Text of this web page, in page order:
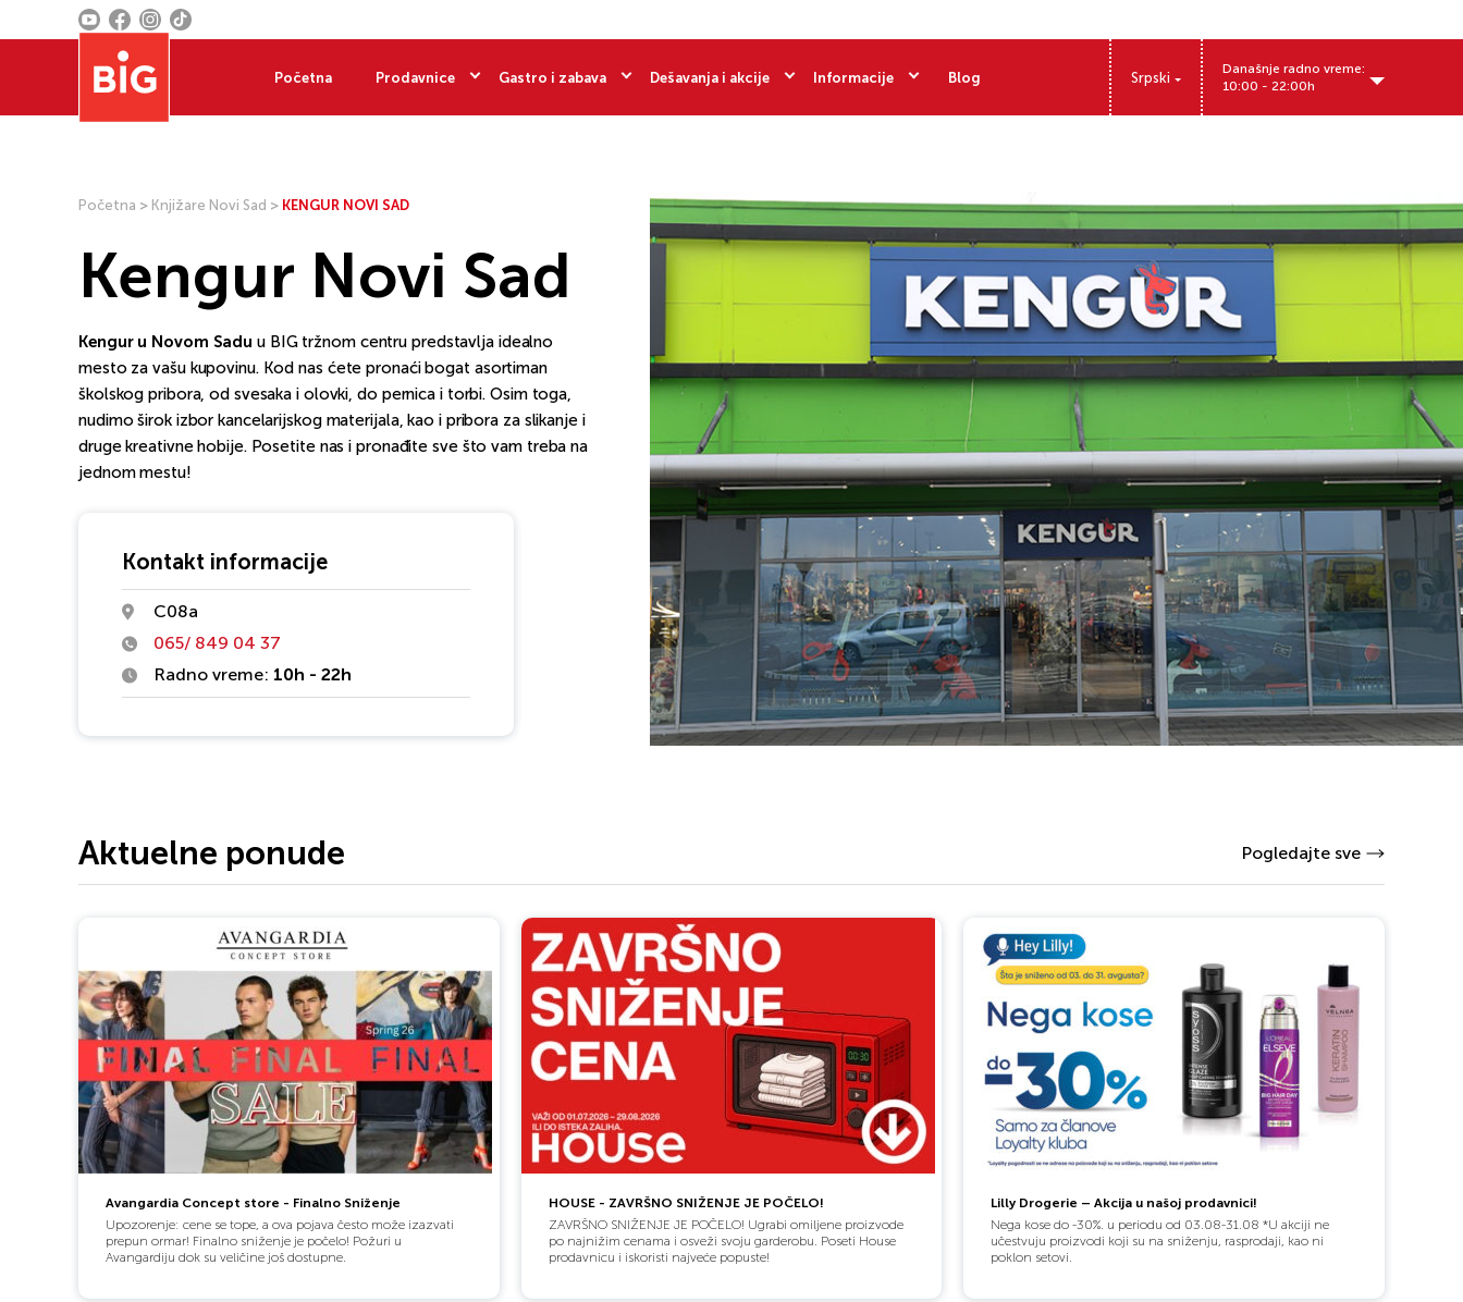
Početna Prodavnice Gastro i zabava Dešavanja i akcije Informacije Blog Srpski
Današnje radno vreme:
10:00 - 22:00h
Početna > Knjižare Novi Sad > KENGUR NOVI SAD
Kengur Novi Sad
Kengur u Novom Sadu u BIG tržnom centru predstavlja idealno
mesto za vašu kupovinu. Kod nas ćete pronaći bogat asortiman
školskog pribora, od svesaka i olovki, do pernica i torbi. Osim toga,
nudimo širok izbor kancelarijskog materijala, kao i pribora za slikanje i
druge kreativne hobije. Posetite nas i pronađite sve što vam treba na
jednom mestu!
Kontakt informacije
C08a
065/ 849 04 37
Radno vreme: 10h - 22h
Aktuelne ponude Pogledajte sve
Avangardia Concept store - Finalno Sniženje
Upozorenje: cene se tope, a ova pojava često može izazvati
prepun ormar! Finalno sniženje je počelo! Požuri u
Avangardiju dok su veličine još dostupne.
HOUSE - ZAVRŠNO SNIŽENJE JE POČELO!
ZAVRŠNO SNIŽENJE JE POČELO! Ugrabi omiljene proizvode
po najnižim cenama i osveži svoju garderobu. Poseti House
prodavnicu i iskoristi najveće popuste!
Lilly Drogerie – Akcija u našoj prodavnici!
Nega kose do -30%. u periodu od 03.08-31.08 *U akciji ne
učestvuju proizvodi koji su na sniženju, rasprodaji, kao ni
poklon setovi.